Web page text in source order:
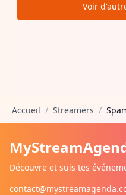
Voir
Accueil / Streamers /
Découvre et suis tes